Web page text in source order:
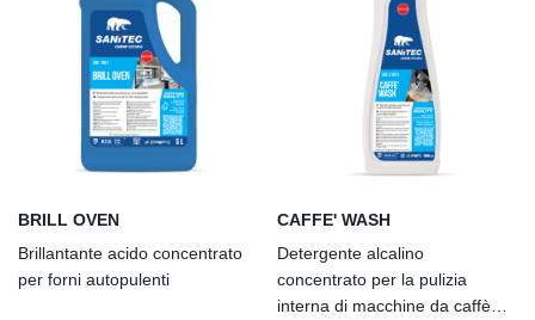
BRILL OVEN
Brillantante acido concentrato
per forni autopulenti
CAFFE' WASH
Detergente alcalino
concentrato per la pulizia
interna di macchine da caffè